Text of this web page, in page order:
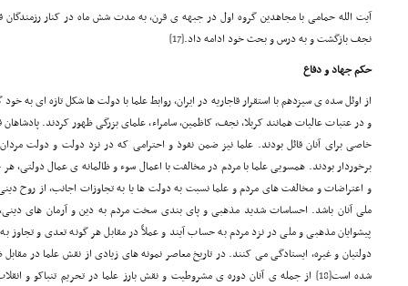
آیت الله حمامی با مجاهدین گروه اول در جبهه ی قرن، به مدت شش ماه در کنار رزمندگان
نجف بازگشت و به درس و بحث خود ادامه داد.[17]
حکم جهاد و دفاع
از اوئل سده ی سیزدهم با استقرار قاجاریه در ایران، روابط علما با دولت ها شکل تازه ای به
و در عتبات عالیات همانند کربلا، نجف، کاظمین، سامراء، علمای بزرگی ظهور کردند. پادشاهان
خاصی برای آنان قائل بودند. علما نیز ضمن نفوذ و احترامی که در نزد دولت و دولت
برخوردار بودند. همسویی علما با مردم در مخالفت با اعمال سوء و ظالمانه ی عمال دولتی،
و اعتراضات و مخالفت های مردم و علما نسبت به دولت ها یا به تجاوزات اجانب، از روح
ملی آنان باشد. احساسات شدید مذهبی و پای بندی سخت مردم به دین و آرمان های دینی،
پیشوایان مذهبی و ملی در نزد مردم به حساب آیند و عملاً در مقابل هر گونه تعدی و
دولتیان و غیره، ایستادگی می کنند. در تاریخ معاصر نمونه های زیادی از نقش علما در
شده است[18]
از جمله ی آنان دوره ی مشروطیت و نقش بارز علما در تحریم تنباکو و